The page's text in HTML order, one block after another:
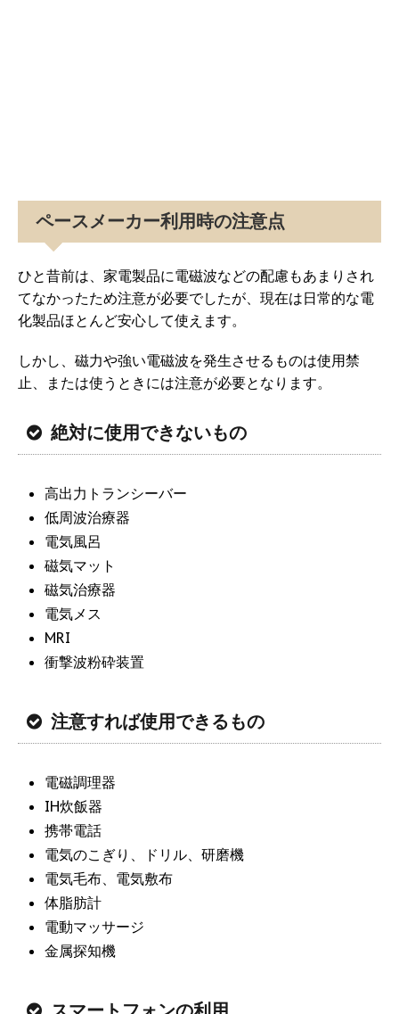
ペースメーカー利用時の注意点
ひと昔前は、家電製品に電磁波などの配慮もあまりされ
てなかったため注意が必要でしたが、現在は日常的な電
化製品ほとんど安心して使えます。
しかし、磁力や強い電磁波を発生させるものは使用禁
止、または使うときには注意が必要となります。
絶対に使用できないもの
高出力トランシーバー
低周波治療器
電気風呂
磁気マット
磁気治療器
電気メス
MRI
衝撃波粉砕装置
注意すれば使用できるもの
電磁調理器
IH炊飯器
携帯電話
電気のこぎり、ドリル、研磨機
電気毛布、電気敷布
体脂肪計
電動マッサージ
金属探知機